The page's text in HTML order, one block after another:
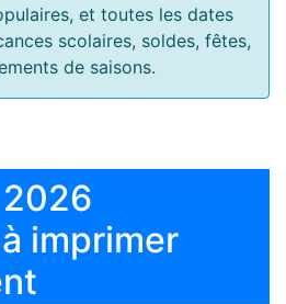
et toutes les dates
scolaires, soldes, fêtes,
de saisons.
à imprimer